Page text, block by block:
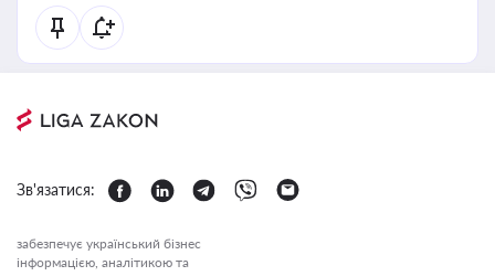
Зв'язатися:
забезпечує український бізнес
інформацією, аналітикою та